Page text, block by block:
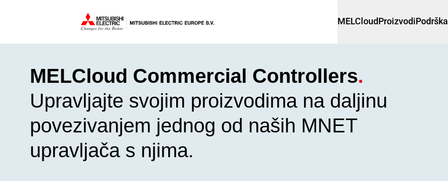
MELCloudProizvodiPodrška
MELCloud Commercial Controllers.
Upravljajte svojim proizvodima na daljinu
povezivanjem jednog od naših MNET
upravljača s njima.